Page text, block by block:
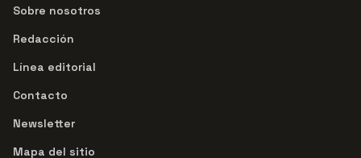
Sobre nosotros
Redacción
Línea editorial
Contacto
Newsletter
Mapa del sitio